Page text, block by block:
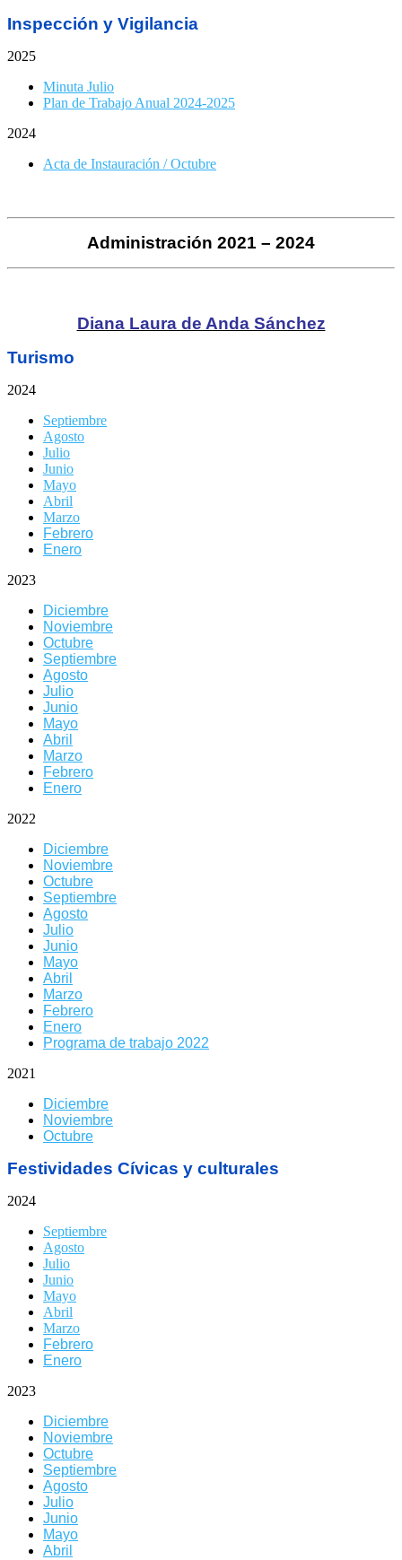
Inspección y Vigilancia
2025
Minuta Julio
Plan de Trabajo Anual 2024-2025
2024
Acta de Instauración / Octubre
Administración 2021 – 2024
Diana Laura de Anda Sánchez
Turismo
2024
Septiembre
Agosto
Julio
Junio
Mayo
Abril
Marzo
Febrero
Enero
2023
Diciembre
Noviembre
Octubre
Septiembre
Agosto
Julio
Junio
Mayo
Abril
Marzo
Febrero
Enero
2022
Diciembre
Noviembre
Octubre
Septiembre
Agosto
Julio
Junio
Mayo
Abril
Marzo
Febrero
Enero
Programa de trabajo 2022
2021
Diciembre
Noviembre
Octubre
Festividades Cívicas y culturales
2024
Septiembre
Agosto
Julio
Junio
Mayo
Abril
Marzo
Febrero
Enero
2023
Diciembre
Noviembre
Octubre
Septiembre
Agosto
Julio
Junio
Mayo
Abril